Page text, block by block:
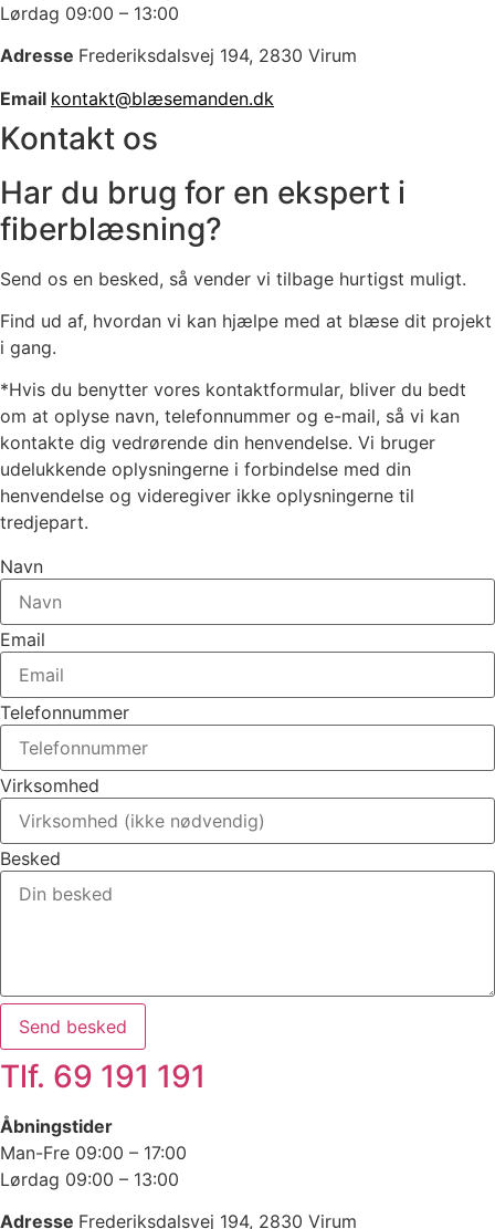
Lørdag 09:00 – 13:00
Adresse Frederiksdalsvej 194, 2830 Virum
Email kontakt@blæsemanden.dk
Kontakt os
Har du brug for en ekspert i
fiberblæsning?
Send os en besked, så vender vi tilbage hurtigst muligt.
Find ud af, hvordan vi kan hjælpe med at blæse dit projekt
i gang.
*Hvis du benytter vores kontaktformular, bliver du bedt
om at oplyse navn, telefonnummer og e-mail, så vi kan
kontakte dig vedrørende din henvendelse. Vi bruger
udelukkende oplysningerne i forbindelse med din
henvendelse og videregiver ikke oplysningerne til
tredjepart.
Navn
Email
Telefonnummer
Virksomhed
Besked
Send besked
Tlf. 69 191 191
Åbningstider
Man-Fre 09:00 – 17:00
Lørdag 09:00 – 13:00
Adresse Frederiksdalsvej 194, 2830 Virum